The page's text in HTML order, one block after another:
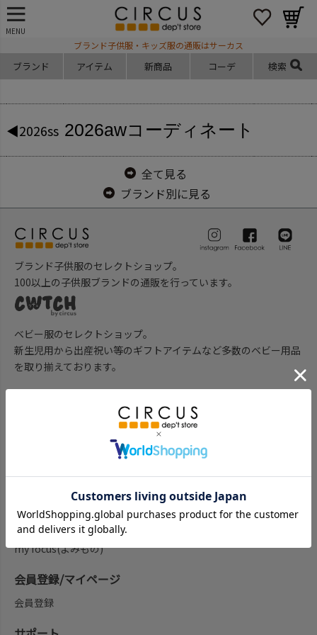
MENU
ブランド子供服・キッズ服の通販はサーカス
ブランド アイテム 新商品 コーデ 検索
◀2026ss 2026awコーディネート
全て見る
ブランド別に見る
ブランド子供服のセレクトショップ。
100以上の子供服ブランドの通販を行っています。
ベビー服のセレクトショップ。
新生児用から出産祝い等のギフトアイテムなど多数のベビー用品
を取り揃えております。
子供服をアイテム一覧から探す
予約
セール
my focus(よみもの)
会員登録/マイページ
会員登録